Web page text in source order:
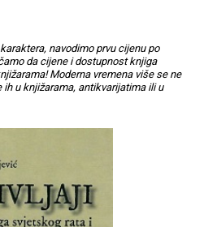
navodimo prvu cijenu po
da cijene i dostupnost knjiga
Moderna vremena više se ne
u knjižarama, antikvarijatima ili u